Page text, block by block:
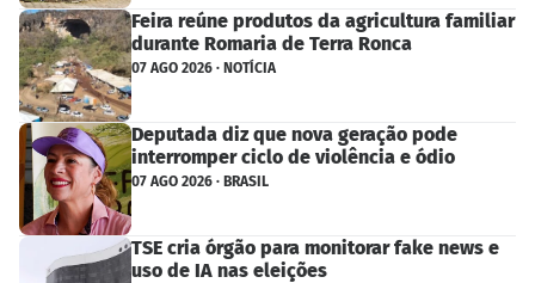
Feira reúne produtos da agricultura familiar
durante Romaria de Terra Ronca
07 AGO 2026 · NOTÍCIA
Deputada diz que nova geração pode
interromper ciclo de violência e ódio
07 AGO 2026 · BRASIL
TSE cria órgão para monitorar fake news e
uso de IA nas eleições